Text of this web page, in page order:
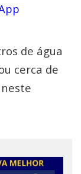
de água
cerca de